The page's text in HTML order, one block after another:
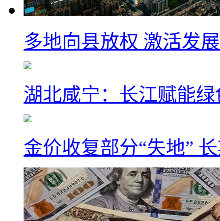
多地向县放权 激活发
湖北咸宁：长江赋能
金价收复部分“失地”